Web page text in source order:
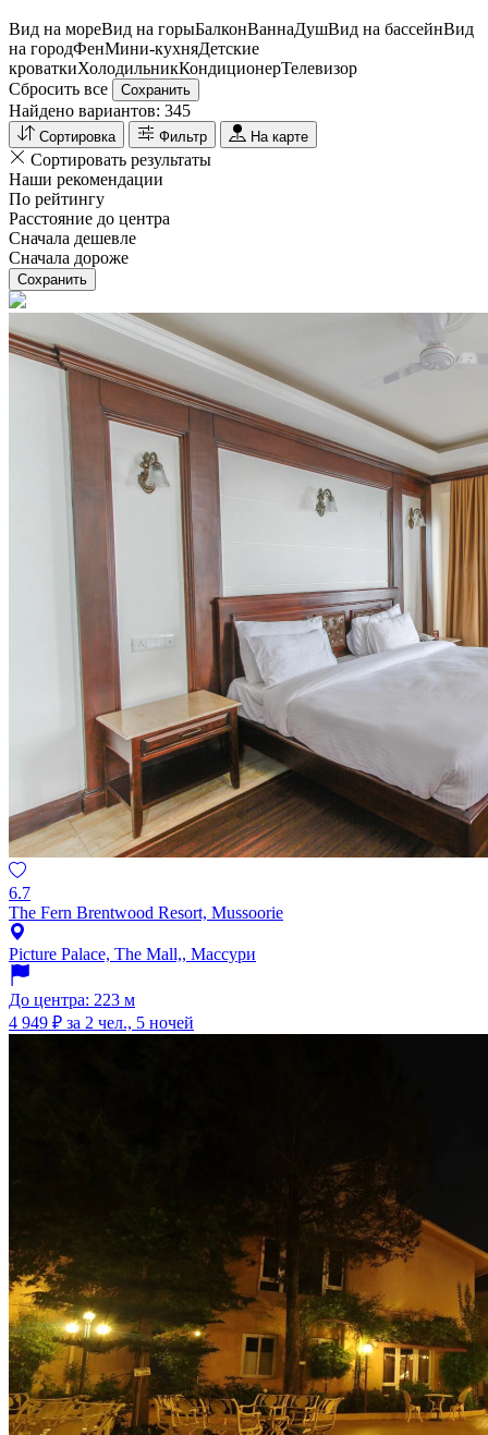
Вид на мореВид на горыБалконВаннаДушВид на бассейнВид
на городФенМини-кухняДетские
кроваткиХолодильникКондиционерТелевизор
Сбросить все
Сохранить
Найдено вариантов: 345
Сортировка Фильтр На карте
Сортировать результаты
Наши рекомендации
По рейтингу
Расстояние до центра
Сначала дешевле
Сначала дороже
Сохранить
6.7
The Fern Brentwood Resort, Mussoorie
Picture Palace, The Mall,, Массури
До центра: 223 м
4 949 ₽ за 2 чел., 5 ночей